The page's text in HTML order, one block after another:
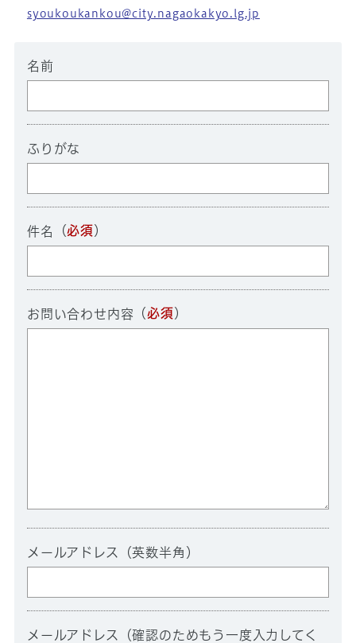
syoukoukankou@city.nagaokakyo.lg.jp
名前
ふりがな
件名 （必須 ）
お問い合わせ内容 （必須 ）
メールアドレス（英数半角）
メールアドレス（確認のためもう一度入力してく